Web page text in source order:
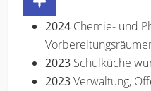
2024 Chemie- und
2023 Schulküche
2023Verwaltung,